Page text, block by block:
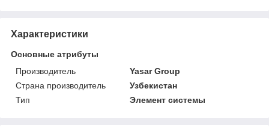
Характеристики
Основные атрибуты
Производитель
Yasar Group
Страна производитель
Узбекистан
Тип
Элемент системы